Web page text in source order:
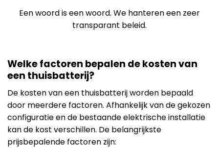
Een woord is een woord. We hanteren een zeer
transparant beleid.
Welke factoren bepalen de kosten van
een thuisbatterij?
De kosten van een thuisbatterij worden bepaald
door meerdere factoren. Afhankelijk van de gekozen
configuratie en de bestaande elektrische installatie
kan de kost verschillen. De belangrijkste
prijsbepalende factoren zijn: